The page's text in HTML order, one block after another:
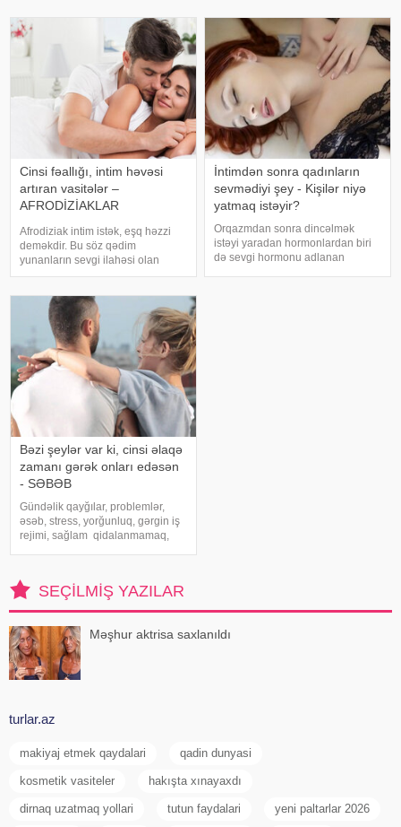
Ginseng min illərdi
İspanaq immunitet sistemin
Cinsi fəallığı, intim həvəsi
artıran vasitələr –
AFRODİZİAKLAR
BİLMƏDİKLƏRİMİZ
Afrodiziak intim istək, eşq həzzi
deməkdir. Bu söz qədim
yunanların sevgi ilahəsi olan
Afrodita adından götürülüb. Bəs,
qədər insanların böyük maraq
göstərdiyi afrodiziak vasitələr nə
üçündür
İntimdən sonra qadınların
sevmədiyi şey - Kişilər niyə
yatmaq istəyir?
Orqazmdan sonra dincəlmək
istəyi yaradan hormonlardan biri
də sevgi hormonu adlanan
Bəzi şeylər var ki, cinsi əlaqə
zamanı gərək onları edəsən
- SƏBƏB
Gündəlik qayğılar, problemlər,
əsəb, stress, yorğunluq, gərgin iş
rejimi, sağlam qidalanmamaq,
Kişilərdə isə həm də cinsi zəifliyə
gətirib çıxara bilir. Cins
SEÇILMIŞ YAZILAR
Məşhur aktrisa saxlanıldı
turlar.az
makiyaj etmek qaydalari qadin dunyasi
kosmetik vasiteler hakışta xınayaxdı
dirnaq uzatmaq yollari tutun faydalari yeni paltarlar 2026